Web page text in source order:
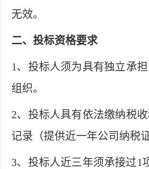
无效。
二、投标资格要求
1、投标人须为具有独立承
组织。
2、投标人具有依法缴纳税
记录（提供近一年公司纳税
3、投标人近三年须承接过1